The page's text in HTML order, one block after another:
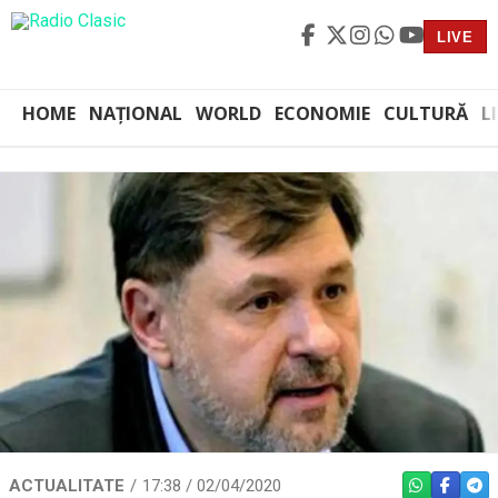
LIVE
HOME NAȚIONAL WORLD ECONOMIE CULTURĂ
ACTUALITATE 17:38 / 02/04/2020 WHATSAPP